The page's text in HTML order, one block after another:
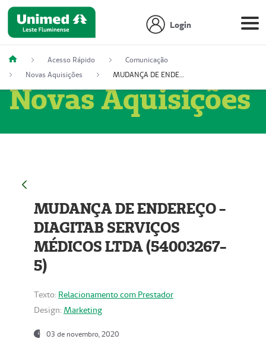
Login
Acesso Rápido
Comunicação
Novas Aquisições
MUDANÇA DE ENDEREÇO - DIAGITAB SERVIÇOS MÉDICOS LTDA (54003267-5)
Novas Aquisições
MUDANÇA DE ENDEREÇO -
DIAGITAB SERVIÇOS
MÉDICOS LTDA (54003267-
5)
Texto: Relacionamento com Prestador
Design: Marketing
03 de novembro, 2020